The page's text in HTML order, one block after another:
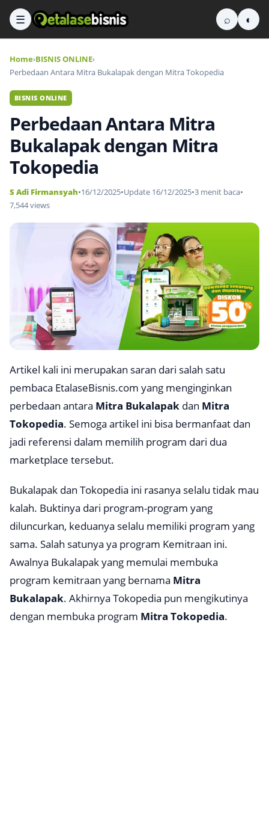
☰ ⌕ ◐
Home›BISNIS ONLINE›
Perbedaan Antara Mitra Bukalapak dengan Mitra Tokopedia
BISNIS ONLINE
Perbedaan Antara Mitra
Bukalapak dengan Mitra
Tokopedia
S Adi Firmansyah•16/12/2025•Update 16/12/2025•3 menit baca•
7,544 views
Artikel kali ini merupakan saran dari salah satu
pembaca EtalaseBisnis.com yang menginginkan
perbedaan antara Mitra Bukalapak dan Mitra
Tokopedia. Semoga artikel ini bisa bermanfaat dan
jadi referensi dalam memilih program dari dua
marketplace tersebut.
Bukalapak dan Tokopedia ini rasanya selalu tidak mau
kalah. Buktinya dari program-program yang
diluncurkan, keduanya selalu memiliki program yang
sama. Salah satunya ya program Kemitraan ini.
Awalnya Bukalapak yang memulai membuka
program kemitraan yang bernama Mitra
Bukalapak. Akhirnya Tokopedia pun mengikutinya
dengan membuka program Mitra Tokopedia.